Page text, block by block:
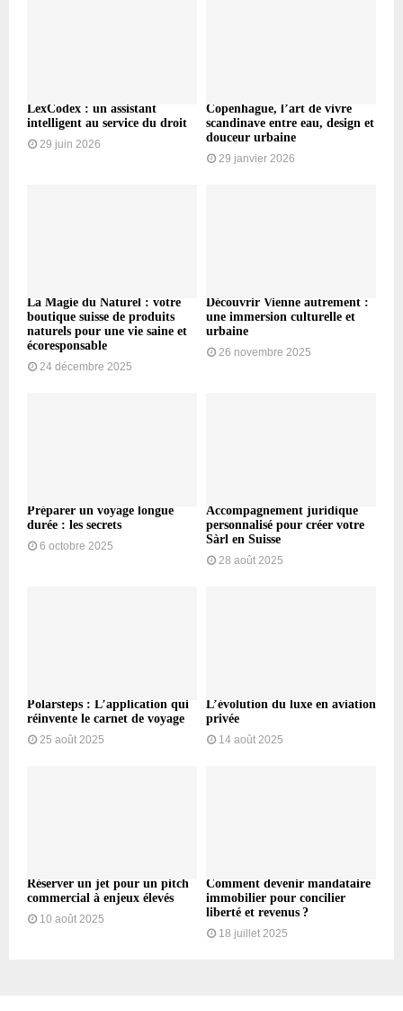
LexCodex : un assistant
intelligent au service du droit
29 juin 2026
Copenhague, l’art de vivre
scandinave entre eau, design et
douceur urbaine
29 janvier 2026
La Magie du Naturel : votre
boutique suisse de produits
naturels pour une vie saine et
écoresponsable
24 décembre 2025
Découvrir Vienne autrement :
une immersion culturelle et
urbaine
26 novembre 2025
Préparer un voyage longue
durée : les secrets
6 octobre 2025
Accompagnement juridique
personnalisé pour créer votre
Sàrl en Suisse
28 août 2025
Polarsteps : L’application qui
réinvente le carnet de voyage
25 août 2025
L’évolution du luxe en aviation
privée
14 août 2025
Réserver un jet pour un pitch
commercial à enjeux élevés
10 août 2025
Comment devenir mandataire
immobilier pour concilier
liberté et revenus ?
18 juillet 2025